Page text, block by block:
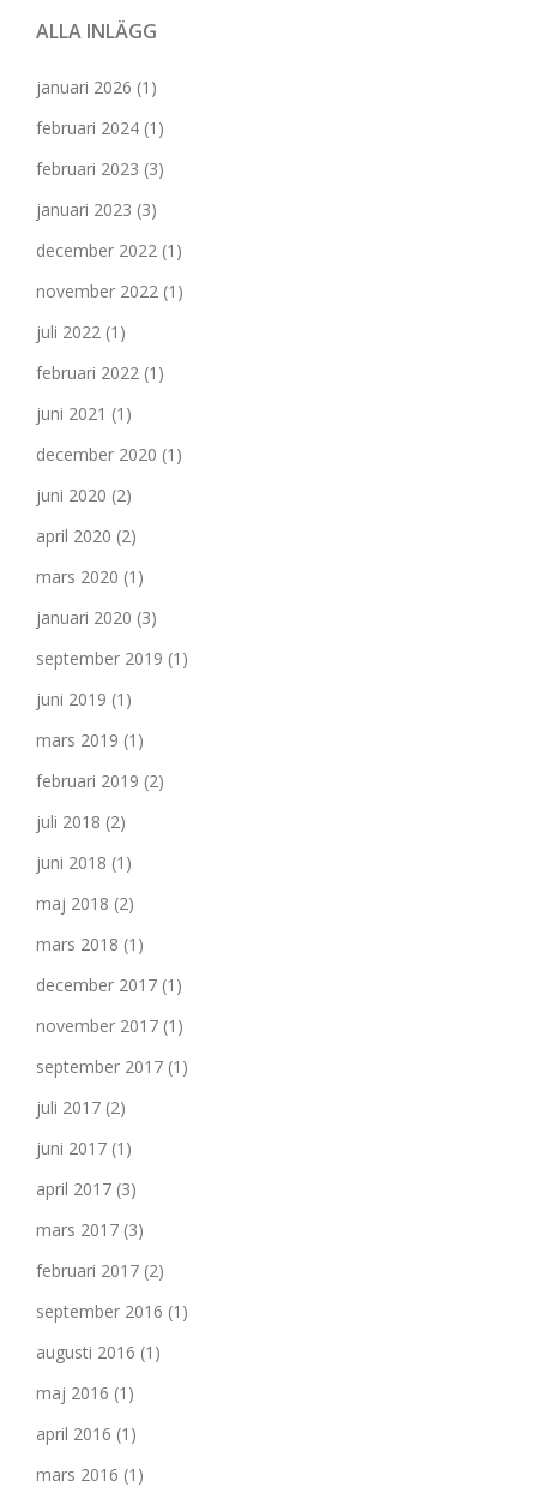
ALLA INLÄGG
januari 2026 (1)
februari 2024 (1)
februari 2023 (3)
januari 2023 (3)
december 2022 (1)
november 2022 (1)
juli 2022 (1)
februari 2022 (1)
juni 2021 (1)
december 2020 (1)
juni 2020 (2)
april 2020 (2)
mars 2020 (1)
januari 2020 (3)
september 2019 (1)
juni 2019 (1)
mars 2019 (1)
februari 2019 (2)
juli 2018 (2)
juni 2018 (1)
maj 2018 (2)
mars 2018 (1)
december 2017 (1)
november 2017 (1)
september 2017 (1)
juli 2017 (2)
juni 2017 (1)
april 2017 (3)
mars 2017 (3)
februari 2017 (2)
september 2016 (1)
augusti 2016 (1)
maj 2016 (1)
april 2016 (1)
mars 2016 (1)